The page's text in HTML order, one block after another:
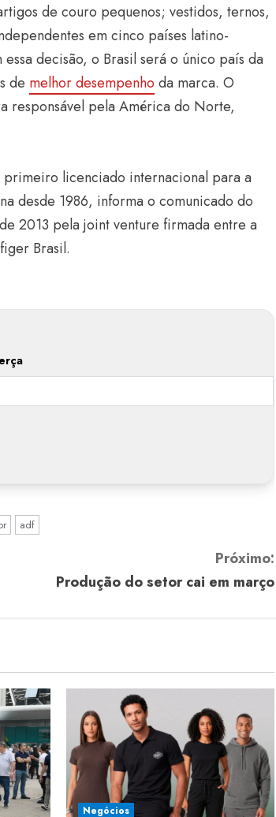
de couro pequenos; vestidos, ternos,
em cinco países latino-
decisão, o Brasil será o único país da
de melhor desempenho da marca. O
responsável pela América do Norte,
primeiro licenciado internacional para a
desde 1986, informa o comunicado do
2013 pela joint venture firmada entre a
Brasil.
adf
Próximo:
Produção do setor cai em março
Negócios